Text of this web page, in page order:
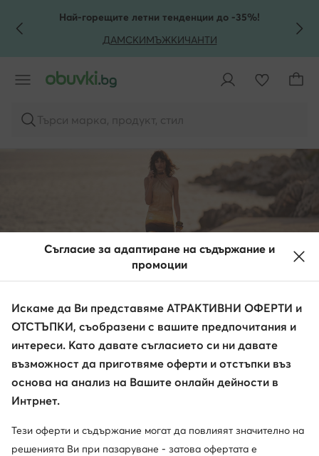
КЪМ ОСНОВНОТО СЪДЪРЖАНИЕ
КЪМ ТЪРСЕНЕНай-горещите летни тенденции до -35%!
ДАМСКИМЪЖКИЧАНТИ
Търси марка, продукт, стил
GINO ROSSI
Обувки и чанти с вечна класа
Съгласие за адаптиране на съдържание и
промоции
Искаме да Ви представяме АТРАКТИВНИ ОФЕРТИ и
ОТСТЪПКИ, съобразени с вашите предпочитания и
интереси. Като давате съгласието си ни давате
възможност да приготвяме оферти и отстъпки въз
основа на анализ на Вашите онлайн дейности в
Интрнет.
Тези оферти и съдържание могат да повлияят значително на
решенията Ви при пазаруване - затова офертата е